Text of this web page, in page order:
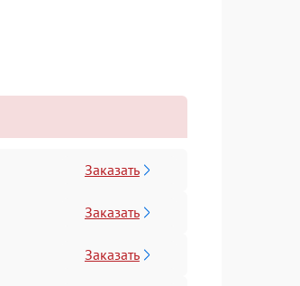
Заказать
Заказать
Заказать